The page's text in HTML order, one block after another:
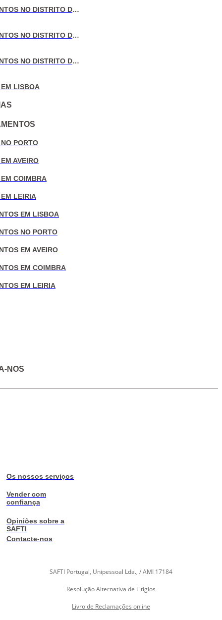
VENDA DE APARTAMENTOS NO DISTRITO DE AVEIRO
VENDA DE APARTAMENTOS NO DISTRITO DE COIMBRA
VENDA DE APARTAMENTOS NO DISTRITO DE LEIRIA
LISBOA
PORTO
AVEIRO
COIMBRA
LEIRIA
EM LISBOA
NO PORTO
EM AVEIRO
EM COIMBRA
EM LEIRIA
NOS
Os nossos serviços
Vender com
confiança
Opiniões sobre a
SAFTI
Contacte-nos
SAFTI Portugal, Unipessoal Lda., / AMI 17184
Resolução Alternativa de Litígios
Livro de Reclamações online